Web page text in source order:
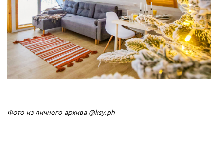
Фото из личного архива @ksy.ph